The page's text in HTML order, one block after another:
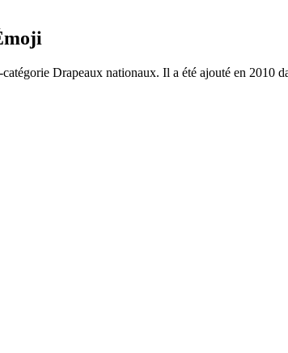
Drapeaux nationaux. Il a été ajouté en 2010